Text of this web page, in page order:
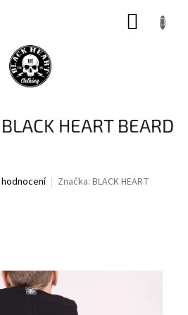
HEART BEARD
Značka: BLACK HEART